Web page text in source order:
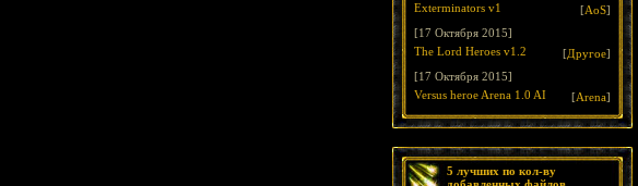
Exterminators v1
[AoS]
[17 Октября 2015]
The Lord Heroes v1.2
[Другое]
[17 Октября 2015]
Versus heroe Arena 1.0 AI
[Arena]
5 лучших по кол-ву